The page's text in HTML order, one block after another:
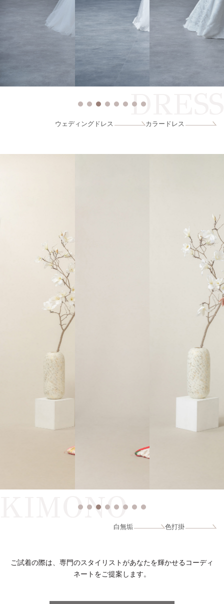
DRESS
ウェディングドレス カラードレス
KIMONO
白無垢 色打掛
ご試着の際は、専門のスタイリストがあなたを輝かせるコーディ
ネートをご提案します。